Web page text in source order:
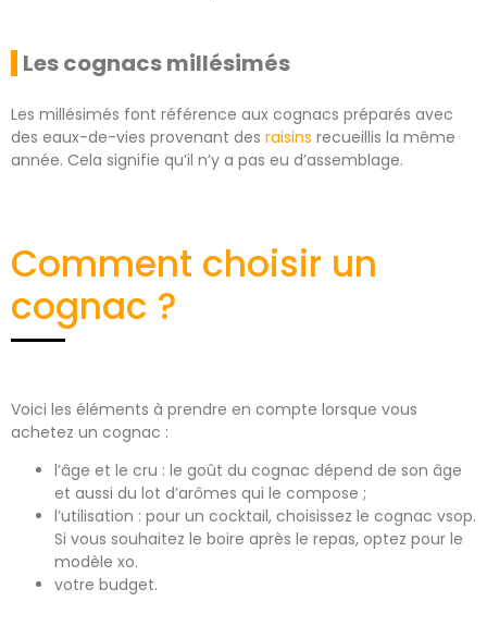
Les cognacs millésimés
Les millésimés font référence aux cognacs préparés avec
des eaux-de-vies provenant des raisins recueillis la même
année. Cela signifie qu’il n’y a pas eu d’assemblage.
Comment choisir un
cognac ?
Voici les éléments à prendre en compte lorsque vous
achetez un cognac :
l’âge et le cru : le goût du cognac dépend de son âge
et aussi du lot d’arômes qui le compose ;
l’utilisation : pour un cocktail, choisissez le cognac vsop.
Si vous souhaitez le boire après le repas, optez pour le
modèle xo.
votre budget.